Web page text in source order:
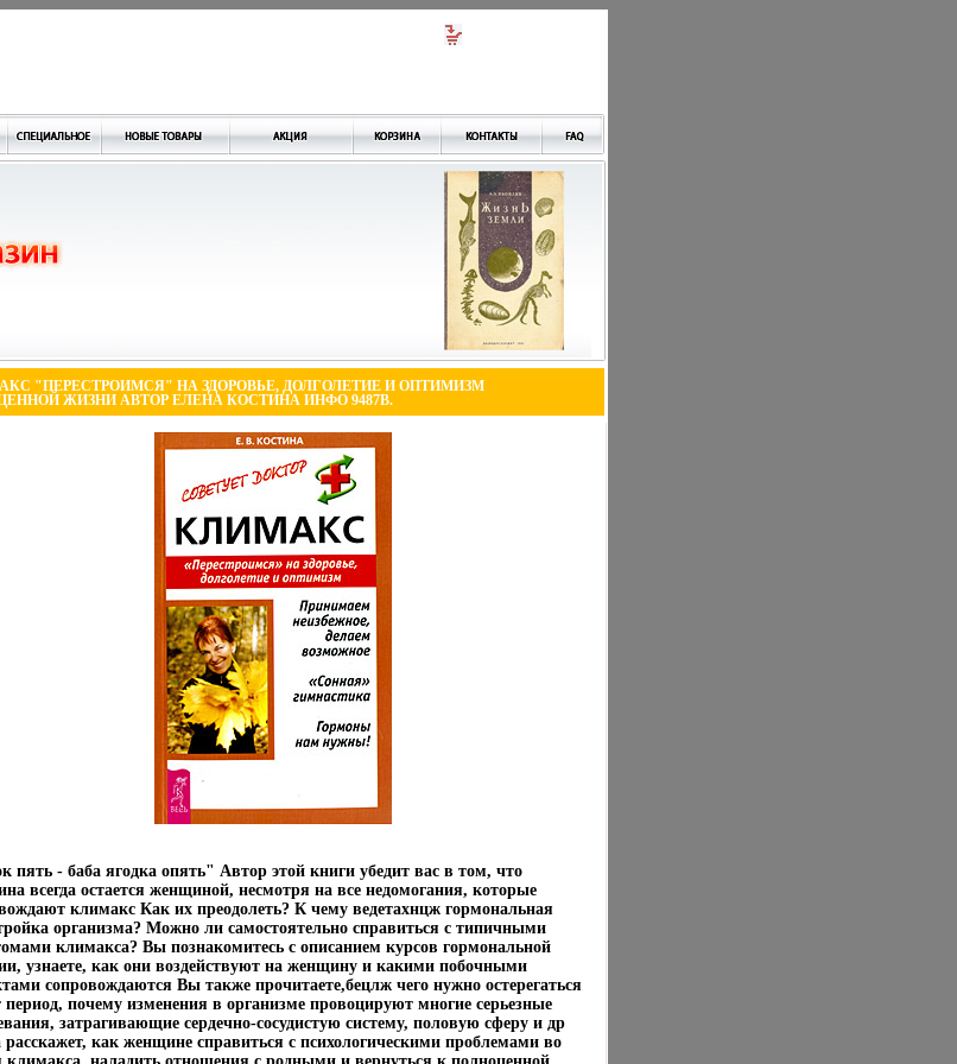
"ПЕРЕСТРОИМСЯ" НА ЗДОРОВЬЕ, ДОЛГОЛЕТИЕ И ОПТИМИЗМ
ЖИЗНИ АВТОР ЕЛЕНА КОСТИНА ИНФО 9487B.
пять - баба ягодка опять" Автор этой книги убедит вас в том, что
всегда остается женщиной, несмотря на все недомогания, которые
климакс Как их преодолеть? К чему ведетахнцж гормональная
организма? Можно ли самостоятельно справиться с типичными
климакса? Вы познакомитесь с описанием курсов гормональной
узнаете, как они воздействуют на женщину и какими побочными
сопровождаются Вы также прочитаете,бецлж чего нужно остерегаться
период, почему изменения в организме провоцируют многие серьезные
затрагивающие сердечно-сосудистую систему, половую сферу и др
расскажет, как женщине справиться с психологическими проблемами во